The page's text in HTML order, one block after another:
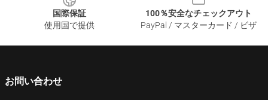
国際保証
使用国で提供
100％安全なチェックアウト
PayPal / マスターカード / ビザ
お問い合わせ